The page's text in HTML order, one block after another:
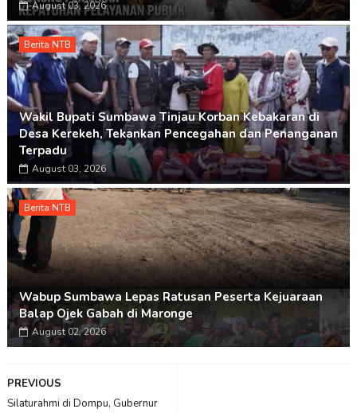
August 03, 2026
Berita NTB
Wakil Bupati Sumbawa Tinjau Korban Kebakaran di
Desa Kerekeh, Tekankan Pencegahan dan Penanganan
Terpadu
August 03, 2026
Berita NTB
Wabup Sumbawa Lepas Ratusan Peserta Kejuaraan
Balap Ojek Gabah di Maronge
August 02, 2026
PREVIOUS
Silaturahmi di Dompu, Gubernur